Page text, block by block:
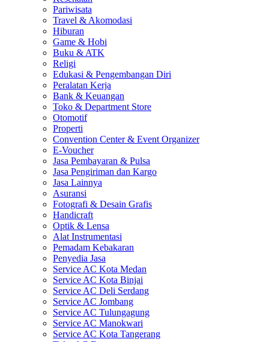
Pariwisata
Travel & Akomodasi
Hiburan
Game & Hobi
Buku & ATK
Religi
Edukasi & Pengembangan Diri
Peralatan Kerja
Bank & Keuangan
Toko & Department Store
Otomotif
Properti
Convention Center & Event Organizer
E-Voucher
Jasa Pembayaran & Pulsa
Jasa Pengiriman dan Kargo
Jasa Lainnya
Asuransi
Fotografi & Desain Grafis
Handicraft
Optik & Lensa
Alat Instrumentasi
Pemadam Kebakaran
Penyedia Jasa
Service AC Kota Medan
Service AC Kota Binjai
Service AC Deli Serdang
Service AC Jombang
Service AC Tulungagung
Service AC Manokwari
Service AC Kota Tangerang